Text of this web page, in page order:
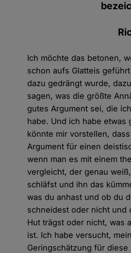
Ich möchte das betonen,
schon aufs Glatteis
dazu gedrängt wurde,
sagen, was die größte
gutes Argument sei, die
habe. Und ich habe etwas
könnte mir vorstellen,
Argument für einen
wenn man es mit einem
vergleicht, der genau
schläfst und ihn das
was du anhast und ob du
schneidest oder nicht und
Hut trägst oder nicht, was
ist. Ich habe versucht,
Geringschätzung für diese